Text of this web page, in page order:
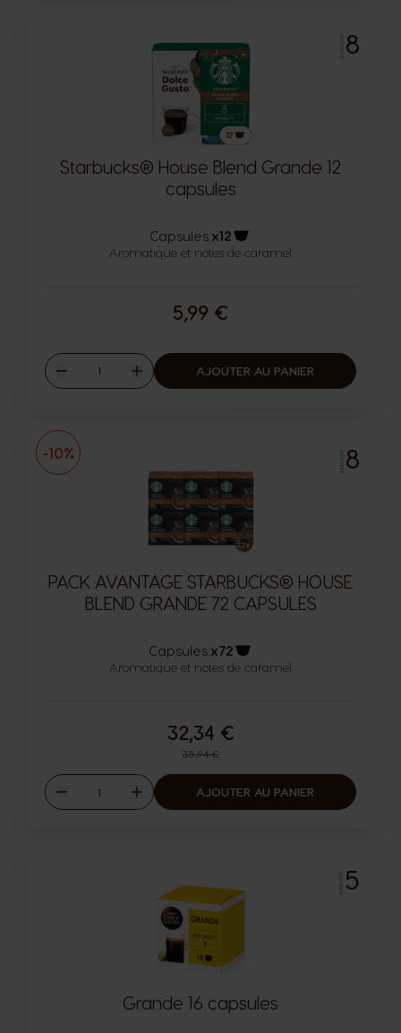
INTENSITÉ8
Starbucks® House Blend Grande 12
capsules
Capsules:x12
Icône capsules
Aromatique et notes de caramel
5,99 €
Diminuer
Quantité
Augmenter
AJOUTER AU PANIER
-10% INTENSITÉ8
PACK AVANTAGE STARBUCKS® HOUSE
BLEND GRANDE 72 CAPSULES
Capsules:x72
Icône capsules
Aromatique et notes de caramel
Prix normal
35,94 €
32,34 €
Diminuer
Quantité
Augmenter
AJOUTER AU PANIER
INTENSITÉ5
Grande 16 capsules